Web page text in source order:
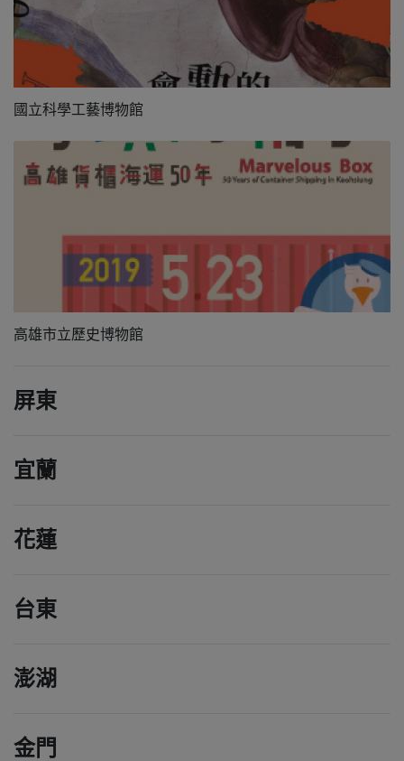
國立科學工藝博物館
高雄市立歷史博物館
屏東
宜蘭
花蓮
台東
澎湖
金門